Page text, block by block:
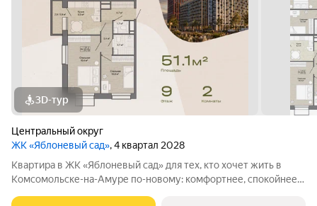
3D-тур
Центральный округ
ЖК «Яблоневый сад», 4 квартал 2028
Квартира в ЖК «Яблоневый сад» для тех, кто хочет жить в
Комсомольске-на-Амуре по-новому: комфортнее, спокойнее и